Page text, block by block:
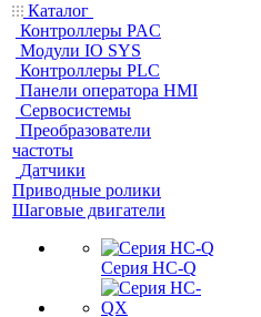
Каталог
Контроллеры PAC
Модули IO SYS
Контроллеры PLC
Панели оператора HMI
Сервосистемы
Преобразователи
частоты
Датчики
Приводные ролики
Шаговые двигатели
Серия HC-Q